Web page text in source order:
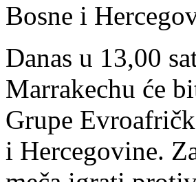
Bosne i
Danas u 13,00
Marrakechu će
Grupe
i Hercegovine.